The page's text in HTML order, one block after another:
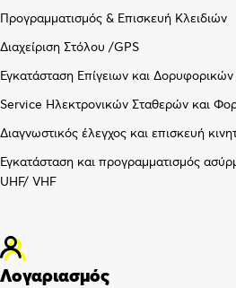
Προγραμματισμός & Επισκευή Κλειδιών
Διαχείριση Στόλου /GPS
Εγκατάσταση Επίγειων και
Service Ηλεκτρονικών Σταθερών και
Διαγνωστικός έλεγχος και επισκευή
Εγκατάσταση και προγραμματισμός
UHF/ VHF
Λογαριασμός